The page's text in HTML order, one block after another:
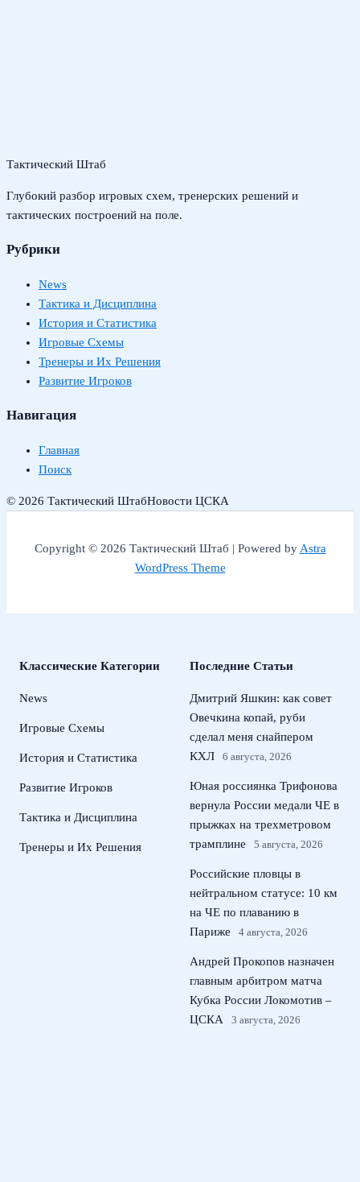
Тактический Штаб
Глубокий разбор игровых схем, тренерских решений и
тактических построений на поле.
Рубрики
News
Тактика и Дисциплина
История и Статистика
Игровые Схемы
Тренеры и Их Решения
Развитие Игроков
Навигация
Главная
Поиск
© 2026 Тактический ШтабНовости ЦСКА
Copyright © 2026 Тактический Штаб | Powered byAstra
WordPress Theme
Классические Категории
News
Игровые Схемы
История и Статистика
Развитие Игроков
Тактика и Дисциплина
Тренеры и Их Решения
Последние Статьи
Дмитрий Яшкин: как совет
Овечкина копай, руби
сделал меня снайпером
КХЛ
6 августа, 2026
Юная россиянка Трифонова
вернула России медали ЧЕ в
прыжках на трехметровом
трамплине
5 августа, 2026
Российские пловцы в
нейтральном статусе: 10 км
на ЧЕ по плаванию в
Париже
4 августа, 2026
Андрей Прокопов назначен
главным арбитром матча
Кубка России Локомотив –
ЦСКА
3 августа, 2026